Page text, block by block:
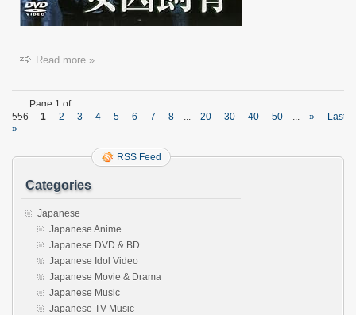
Read more »
Page 1 of
556
1 2 3 4 5 6 7 8 ... 20 30 40 50 ... »
Last
»
RSS Feed
Categories
Japanese
Japanese Anime
Japanese DVD & BD
Japanese Idol Video
Japanese Movie & Drama
Japanese Music
Japanese TV Music